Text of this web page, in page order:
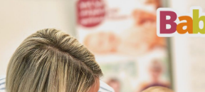
Katharina, Jul 15
Tatjana, Jul 14